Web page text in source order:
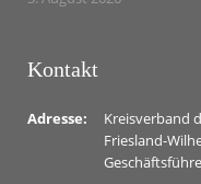
Kontakt
Adresse:
Kreisverband
Friesland-